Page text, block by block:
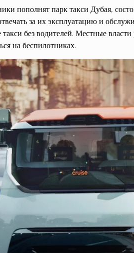
пополнят парк такси Дубая,
за их эксплуатацию и
без водителей. Местные
на беспилотниках.